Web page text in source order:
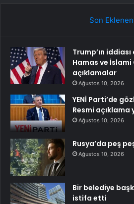
Son Eklenen
Trump’ın iddiası
Hamas ve
açıklamalar
Ağustos 10, 2026
YENİ Parti’de
Resmi açıklama
Ağustos 10, 2026
Rusya’da peş
Ağustos 10, 2026
Bir belediye
istifa etti